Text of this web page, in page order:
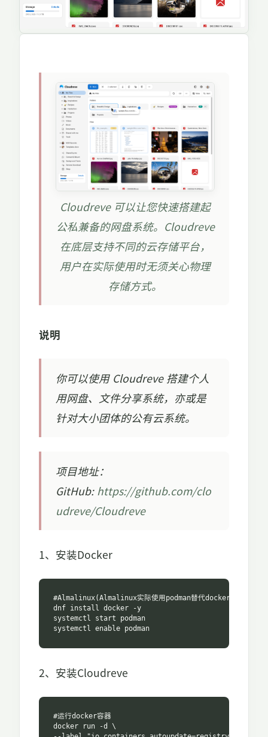
Cloudreve 可以让您快速搭建起
公私兼备的网盘系统。Cloudreve
在底层支持不同的云存储平台，
用户在实际使用时无须关心物理
存储方式。
说明
你可以使用 Cloudreve 搭建个人
用网盘、文件分享系统，亦或是
针对大小团体的公有云系统。
项目地址：
GitHub: https://github.com/clo
udreve/Cloudreve
1、安装Docker
#Almalinux(Almalinux实际使用podman替代docker)
dnf install docker -y
systemctl start podman
systemctl enable podman
2、安装Cloudreve
#运行docker容器
docker run -d \